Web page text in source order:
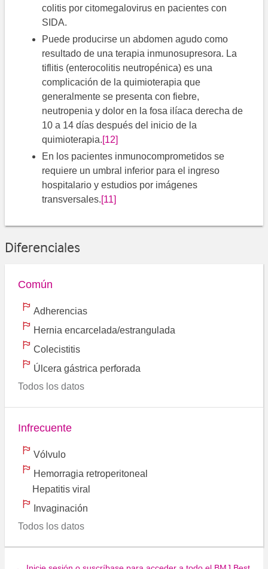
colitis por citomegalovirus en pacientes con
SIDA.
Puede producirse un abdomen agudo como
resultado de una terapia inmunosupresora. La
tiflitis (enterocolitis neutropénica) es una
complicación de la quimioterapia que
generalmente se presenta con fiebre,
neutropenia y dolor en la fosa ilíaca derecha de
10 a 14 días después del inicio de la
quimioterapia.[12]
En los pacientes inmunocomprometidos se
requiere un umbral inferior para el ingreso
hospitalario y estudios por imágenes
transversales.[11]
Diferenciales
Común
Adherencias
Hernia encarcelada/estrangulada
Colecistitis
Úlcera gástrica perforada
Todos los datos
Infrecuente
Vólvulo
Hemorragia retroperitoneal
Hepatitis viral
Invaginación
Todos los datos